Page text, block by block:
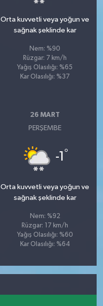
Orta kuvvetli veya yoğun ve
sağnak şeklinde kar
Nem: %90
Rüzgar: 7 km/h
Yağış Olasılığı: %65
Kar Olasılığı: %37
26 MART
PERŞEMBE
-1 °
Orta kuvvetli veya yoğun ve
sağnak şeklinde kar
Nem: %92
Rüzgar: 17 km/h
Yağış Olasılığı: %60
Kar Olasılığı: %64